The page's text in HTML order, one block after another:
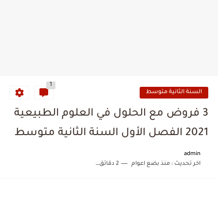
السنة الثانية متوسط
1
3 فروض مع الحلول في العلوم الطبيعية
2021 الفصل الأول السنة الثانية متوسط
admin
اخر تحديث :منذ بضع اعوام 2 دقائق للقراءة